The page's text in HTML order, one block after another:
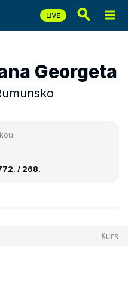
Georgeta
/ 268.
Kurs